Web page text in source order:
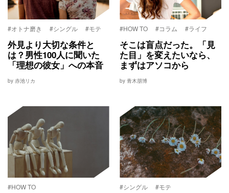
#オトナ磨き #シングル #モテ
外見より大切な条件と
は？男性100人に聞いた
「理想の彼女」への本音
by 赤池リカ
#HOW TO #コラム #ライフ
そこは盲点だった。「見
た目」を変えたいなら、
まずはアソコから
by 青木朋博
#HOW TO #シングル #モテ